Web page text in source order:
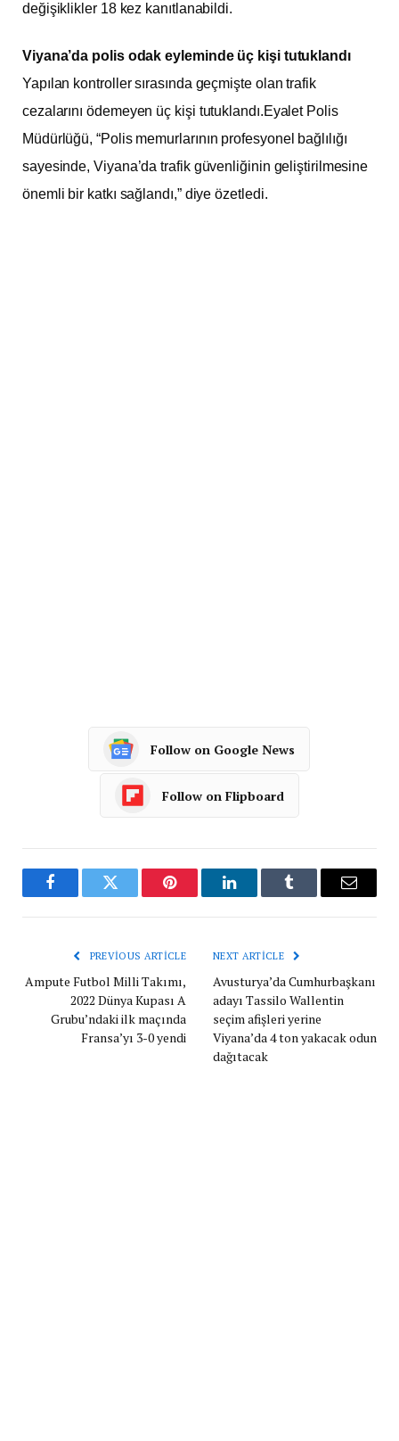
değişiklikler 18 kez kanıtlanabildi.
Viyana’da polis odak eyleminde üç kişi tutuklandı
Yapılan kontroller sırasında geçmişte olan trafik
cezalarını ödemeyen üç kişi tutuklandı.Eyalet Polis
Müdürlüğü, “Polis memurlarının profesyonel bağlılığı
sayesinde, Viyana’da trafik güvenliğinin geliştirilmesine
önemli bir katkı sağlandı,” diye özetledi.
Follow on Google News
Follow on Flipboard
FacebookTwitter Pinterest LinkedInTumblr Email
PREVIOUS ARTICLE
Ampute Futbol Milli Takımı,
2022 Dünya Kupası A
Grubu’ndaki ilk maçında
Fransa’yı 3-0 yendi
NEXT ARTICLE
Avusturya’da Cumhurbaşkanı
adayı Tassilo Wallentin
seçim afişleri yerine
Viyana’da 4 ton yakacak odun
dağıtacak